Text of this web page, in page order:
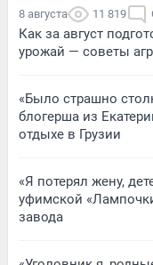
8 августа 11 819
Как за август
урожай — советы
«Было страшно
блогерша из
отдыхе в Грузии
«Я потерял жену,
уфимской
завода